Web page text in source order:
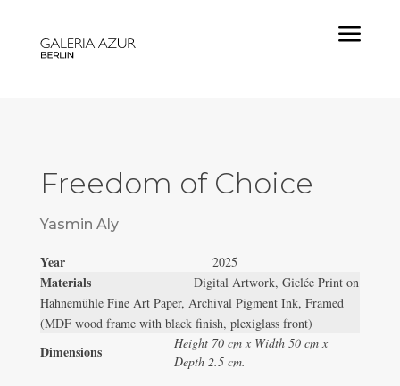
a
Freedom of Choice
Yasmin Aly
Year 2025
Materials Digital Artwork, Giclée Print on
Hahnemühle Fine Art Paper, Archival Pigment Ink, Framed
(MDF wood frame with black finish, plexiglass front)
Dimensions
Height 70 cm x Width 50 cm x
Depth 2.5 cm.